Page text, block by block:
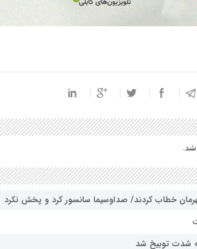
خطاب کردند/ صداوسیما سانسور کرد و پخش نکرد
شدت توبیخ شد